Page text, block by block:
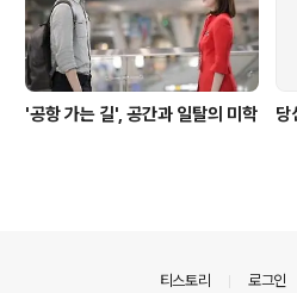
'공항 가는 길', 공간과 일탈의 미학 당
티스토리 로그인